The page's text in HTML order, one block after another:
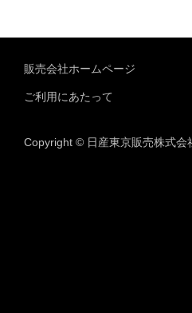
販売会社ホームページ
ご利用にあたって
Copyright © 日産東京販売株式会